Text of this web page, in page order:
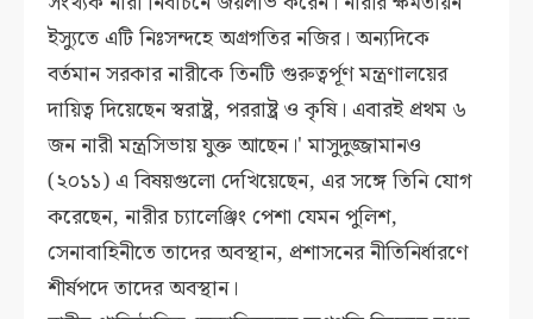
ইস্যুতে এটি নিঃসন্দহে অগ্রগতির নজির। অন্যদিকে
বর্তমান সরকার নারীকে তিনটি গুরুত্বর্পূণ মন্ত্রণালয়ের
দায়িত্ব দিয়েছেন স্বরাষ্ট্র, পররাষ্ট্র ও কৃষি। এবারই প্রথম ৬
জন নারী মন্ত্রসিভায় যুক্ত আছেন।' মাসুদুজ্জামানও
(২০১১) এ বিষয়গুলো দেখিয়েছেন, এর সঙ্গে তিনি যোগ
করেছেন, নারীর চ্যালেঞ্জিং পেশা যেমন পুলিশ,
সেনাবাহিনীতে তাদের অবস্থান, প্রশাসনের নীতিনির্ধারণে
শীর্ষপদে তাদের অবস্থান।